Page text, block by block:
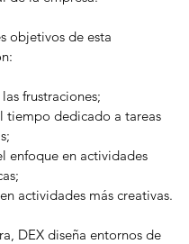
objetivos de esta
frustraciones;
tiempo dedicado a tareas
enfoque en actividades
actividades más creativas.
DEX diseña entornos de